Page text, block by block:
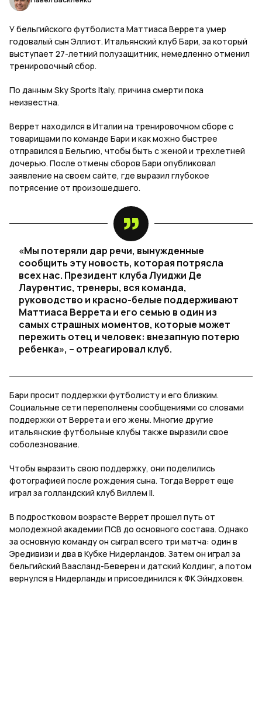
У бельгийского футболиста Маттиаса Веррета умер
годовалый сын Эллиот. Итальянский клуб Бари, за который
выступает 27-летний полузащитник, немедленно отменил
тренировочный сбор.
По данным Sky Sports Italy, причина смерти пока
неизвестна.
Веррет находился в Италии на тренировочном сборе с
товарищами по команде Бари и как можно быстрее
отправился в Бельгию, чтобы быть с женой и трехлетней
дочерью. После отмены сборов Бари опубликовал
заявление на своем сайте, где выразил глубокое
потрясение от произошедшего.
«Мы потеряли дар речи, вынужденные
сообщить эту новость, которая потрясла
всех нас. Президент клуба Луиджи Де
Лаурентис, тренеры, вся команда,
руководство и красно-белые поддерживают
Маттиаса Веррета и его семью в один из
самых страшных моментов, которые может
пережить отец и человек: внезапную потерю
ребенка», – отреагировал клуб.
Бари просит поддержки футболисту и его близким.
Социальные сети переполнены сообщениями со словами
поддержки от Веррета и его жены. Многие другие
итальянские футбольные клубы также выразили свое
соболезнование.
Чтобы выразить свою поддержку, они поделились
фотографией после рождения сына. Тогда Веррет еще
играл за голландский клуб Виллем II.
В подростковом возрасте Веррет прошел путь от
молодежной академии ПСВ до основного состава. Однако
за основную команду он сыграл всего три матча: один в
Эредивизи и два в Кубке Нидерландов. Затем он играл за
бельгийский Ваасланд-Беверен и датский Колдинг, а потом
вернулся в Нидерланды и присоединился к ФК Эйндховен.